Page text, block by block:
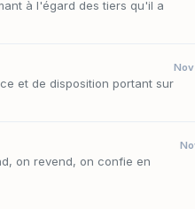
à l'égard des tiers qu'il a
et de disposition portant sur
on revend, on confie en